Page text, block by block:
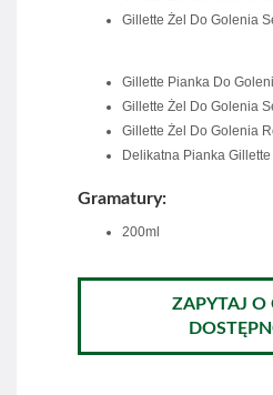
Gillette Żel Do Golenia
Gillette Pianka Do
Gillette Żel Do Golenia
Gillette Żel Do Golenia
Delikatna Pianka
Gramatury:
200ml
ZAPYTAJ O